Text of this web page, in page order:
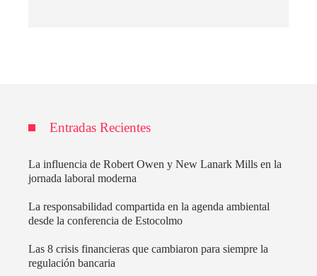
Entradas Recientes
La influencia de Robert Owen y New Lanark Mills en la
jornada laboral moderna
La responsabilidad compartida en la agenda ambiental
desde la conferencia de Estocolmo
Las 8 crisis financieras que cambiaron para siempre la
regulación bancaria